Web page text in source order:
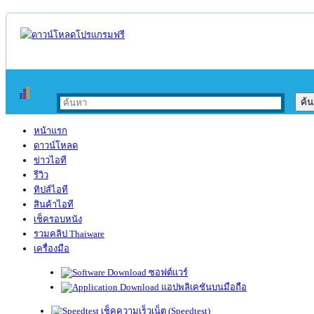
หน้าแรก
ดาวน์โหลด
ข่าวไอที
รีวิว
ทิปส์ไอที
สินค้าไอที
เช็ครอบหนัง
รวมคลิป Thaiware
เครื่องมือ
ซอฟต์แวร์
แอปพลิเคชันบนมือถือ
เช็คความเร็วเน็ต (Speedtest)